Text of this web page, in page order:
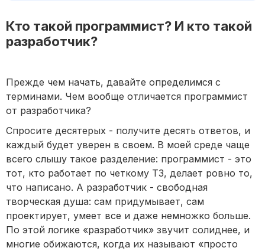
Кто такой программист? И кто такой
разработчик?
Прежде чем начать, давайте определимся с
терминами. Чем вообще отличается программист
от разработчика?
Спросите десятерых - получите десять ответов, и
каждый будет уверен в своем. В моей среде чаще
всего слышу такое разделение: программист - это
тот, кто работает по четкому ТЗ, делает ровно то,
что написано. А разработчик - свободная
творческая душа: сам придумывает, сам
проектирует, умеет все и даже немножко больше.
По этой логике «разработчик» звучит солиднее, и
многие обижаются, когда их называют «просто